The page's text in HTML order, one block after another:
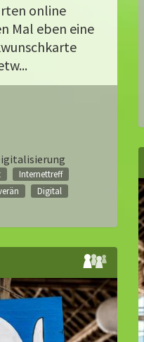
online
Mal eben eine
Internettreff
Digital